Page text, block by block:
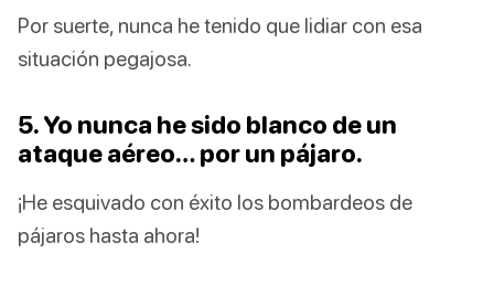
Por suerte, nunca he tenido que lidiar con esa
situación pegajosa.
5. Yo nunca he sido blanco de un
ataque aéreo… por un pájaro.
¡He esquivado con éxito los bombardeos de
pájaros hasta ahora!